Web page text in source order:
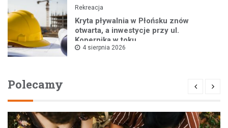
Rekreacja
Kryta pływalnia w Płońsku znów
otwarta, a inwestycje przy ul.
Kopernika w toku
4 sierpnia 2026
Polecamy